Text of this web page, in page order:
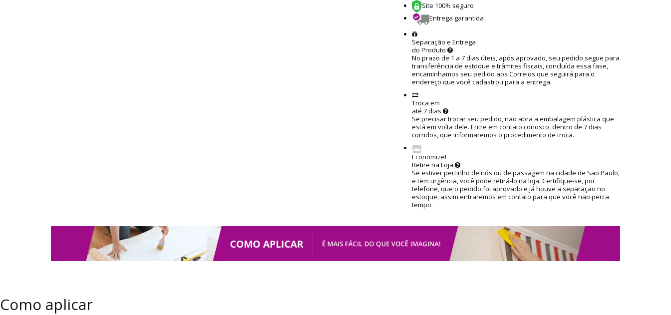
Site 100% seguro
Entrega garantida
Separação e Entrega
do Produto
No prazo de 1 a 7 dias úteis, após aprovado, seu pedido segue para
transferência de estoque e trâmites fiscais, concluída essa fase,
encaminhamos seu pedido aos Correios que seguirá para o
endereço que você cadastrou para a entrega.
Troca em
até 7 dias
Se precisar trocar seu pedido, não abra a embalagem plástica que
está em volta dele. Entre em contato conosco, dentro de 7 dias
corridos, que informaremos o procedimento de troca.
Economize!
Retire na Loja
Se estiver pertinho de nós ou de passagem na cidade de São Paulo,
e tem urgência, você pode retirá-lo na loja. Certifique-se, por
telefone, que o pedido foi aprovado e já houve a separação no
estoque, assim entraremos em contato para que você não perca
tempo.
Como aplicar